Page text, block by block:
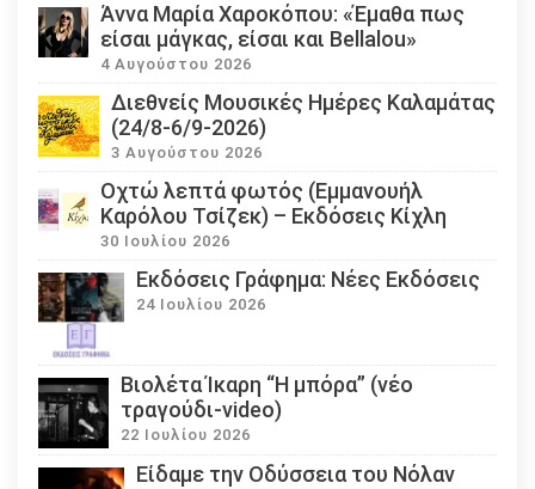
Άννα Μαρία Χαροκόπου: «Έμαθα πως
είσαι μάγκας, είσαι και Bellalou»
4 Αυγούστου 2026
Διεθνείς Μουσικές Ημέρες Καλαμάτας
(24/8-6/9-2026)
3 Αυγούστου 2026
Οχτώ λεπτά φωτός (Εμμανουήλ
Καρόλου Τσίζεκ) – Εκδόσεις Κίχλη
30 Ιουλίου 2026
Εκδόσεις Γράφημα: Νέες Εκδόσεις
24 Ιουλίου 2026
Βιολέτα Ίκαρη “Η μπόρα” (νέο
τραγούδι-video)
22 Ιουλίου 2026
Eίδαμε την Οδύσσεια του Νόλαν